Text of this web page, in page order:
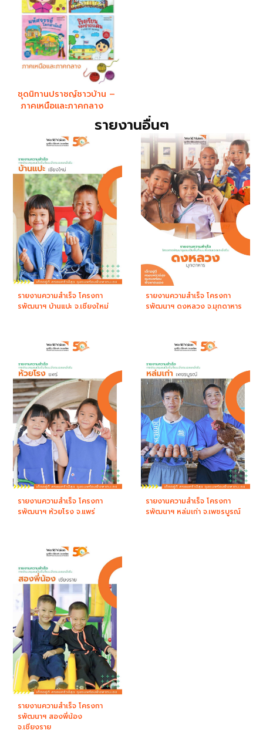
ชุดนิทานปราชญ์ชาวบ้าน –
ภาคเหนือและภาคกลาง
รายงานอื่นๆ
รายงานความสำเร็จ โครงกา
รพัฒนาฯ บ้านแปะ จ.เชียงใหม่
รายงานความสำเร็จ โครงกา
รพัฒนาฯ ดงหลวง จ.มุกดาหาร
รายงานความสำเร็จ โครงกา
รพัฒนาฯ ห้วยโรง จ.แพร่
รายงานความสำเร็จ โครงกา
รพัฒนาฯ หล่มเก่า จ.เพชรบูรณ์
รายงานความสำเร็จ โครงกา
รพัฒนาฯ สองพี่น้อง
จ.เชียงราย